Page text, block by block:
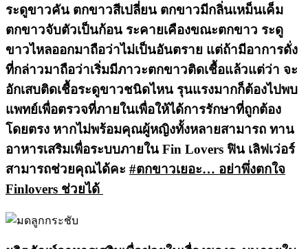
ระดูขาวคัน ตกขาวสีเปลี่ยน ตกขาวมีกลิ่นเหม็นเค็ม
ตกขาวจับตัวเป็นก้อน ระคายเคืองขณะตกขาว ระดู
ขาวไหลออกมาถือว่าไม่เป็นอันตราย แต่ถ้ามีอาการดั่ง
ที่กล่าวมาถือว่าเริ่มมีภาวะตกขาวติดเชื้อแล้วแต่ว่า จะ
อักเสบติดเชื้อระดูขาวชนิดไหน รุนแรงมากก็ต้องไปพบ
แพทย์เพื่อตรวจที่ภายในเพื่อให้ได้การรักษาที่ถูกต้อง
โดยตรง หากไม่พร้อมคุณผู้หญิงทั้งหลายสามารถ ทาน
อาหารเสริมเพื่อระบบภายใน Fin Lovers ฟิน เลิฟเว่อร์
สามารถช่วยคุณได้คะ #ตกขาวเยอะ… อย่าพึ่งตกใจ
Finlovers ช่วยได้